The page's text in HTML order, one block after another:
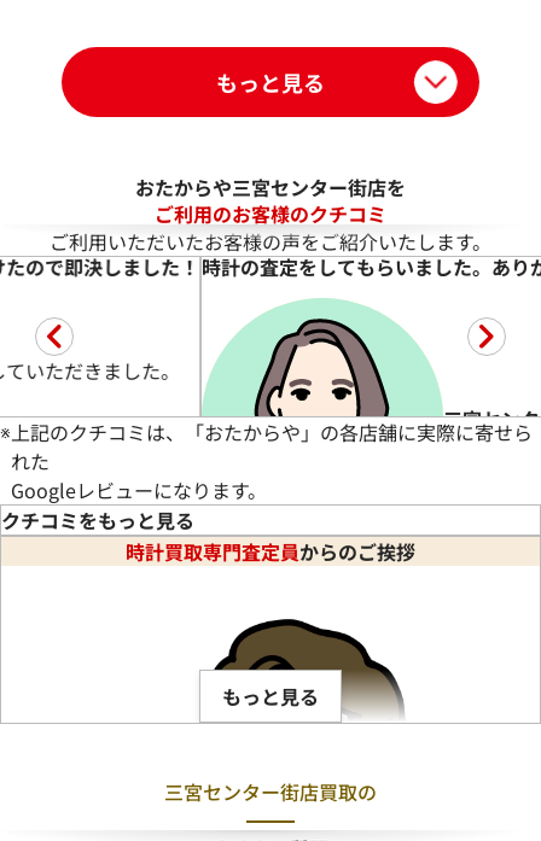
もっと見る
おたからや三宮センター街店を
ご利用のお客様のクチコミ
ご利用いただいたお客様の声をご紹介いたします。
時計の査定をしてもらいました。ありがとうございました
三宮センター街店 Ｙ様
※上記のクチコミは、「おたからや」の各店舗に実際に寄せら
れた
Googleレビューになります。
クチコミをもっと見る
時計買取専門査定員からのご挨拶
もっと見る
三宮センター街店買取の